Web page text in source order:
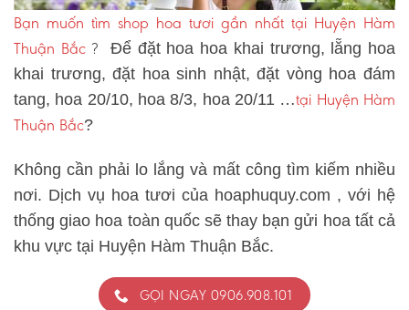
Bạn muốn tìm shop hoa tươi gần nhất tại Huyện Hàm
Thuận Bắc? Để đặt hoa hoa khai trương, lẵng hoa
khai trương, đặt hoa sinh nhật, đặt vòng hoa đám
tang, hoa 20/10, hoa 8/3, hoa 20/11 …tại Huyện Hàm
Thuận Bắc?
Không cần phải lo lắng và mất công tìm kiếm nhiều
nơi. Dịch vụ hoa tươi của hoaphuquy.com , với hệ
thống giao hoa toàn quốc sẽ thay bạn gửi hoa tất cả
khu vực tại Huyện Hàm Thuận Bắc.
GỌI NGAY 0906.908.101